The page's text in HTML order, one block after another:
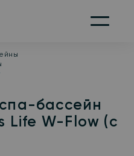
Меню
бассейн
Life W-Flow (с